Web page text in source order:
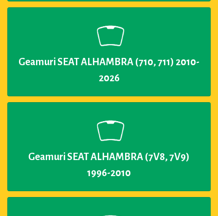
Geamuri SEAT ALHAMBRA (710, 711) 2010-
2026
Geamuri SEAT ALHAMBRA (7V8, 7V9)
1996-2010